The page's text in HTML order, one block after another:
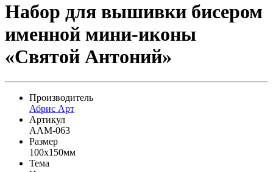
Набор для вышивки бисером
именной мини-иконы
«Святой Антоний»
Производитель
Абрис Арт
Артикул
AAM-063
Размер
100x150мм
Тема